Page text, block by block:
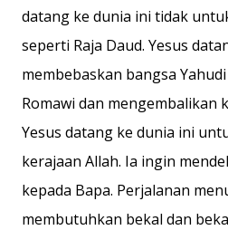
datang ke dunia ini tidak
seperti Raja Daud. Yesus
membebaskan bangsa
Romawi dan mengembalikan
Yesus datang ke dunia ini
kerajaan Allah. Ia ingin
kepada Bapa. Perjalanan
membutuhkan bekal dan